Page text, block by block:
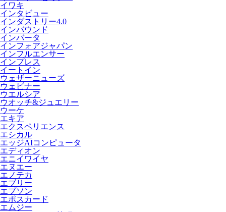
イワキ
インタビュー
インダストリー4.0
インバウンド
インバータ
インフォアジャパン
インフルエンサー
インプレス
イートイン
ウェザーニューズ
ウェビナー
ウエルシア
ウオッチ&ジュエリー
ウーケ
エキア
エクスペリエンス
エシカル
エッジAIコンピュータ
エディオン
エニイワイヤ
エヌエー
エノテカ
エブリー
エプソン
エポスカード
エムジー